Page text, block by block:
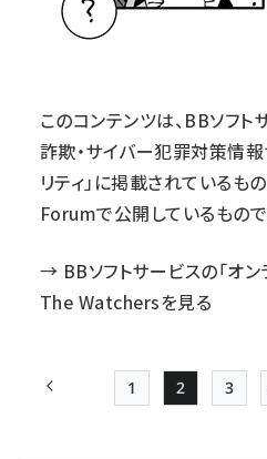
このコンテンツは、BBソフト
詐欺・サイバー犯罪対策情報
リティ」に掲載されているも
Forumで公開しているもので
→ BBソフトサービスの「オン
The Watchersを見る
前ページ Page
1
Page
2
Page
3